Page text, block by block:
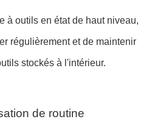
à outils en état de haut niveau,
régulièrement et de maintenir
stockés à l'intérieur.
de routine